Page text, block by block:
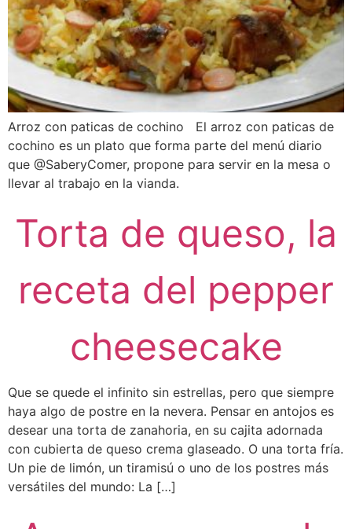
Arroz con paticas de cochino El arroz con paticas de
cochino es un plato que forma parte del menú diario
que @SaberyComer, propone para servir en la mesa o
llevar al trabajo en la vianda.
Torta de queso, la
receta del pepper
cheesecake
Que se quede el infinito sin estrellas, pero que siempre
haya algo de postre en la nevera. Pensar en antojos es
desear una torta de zanahoria, en su cajita adornada
con cubierta de queso crema glaseado. O una torta fría.
Un pie de limón, un tiramisú o uno de los postres más
versátiles del mundo: La […]